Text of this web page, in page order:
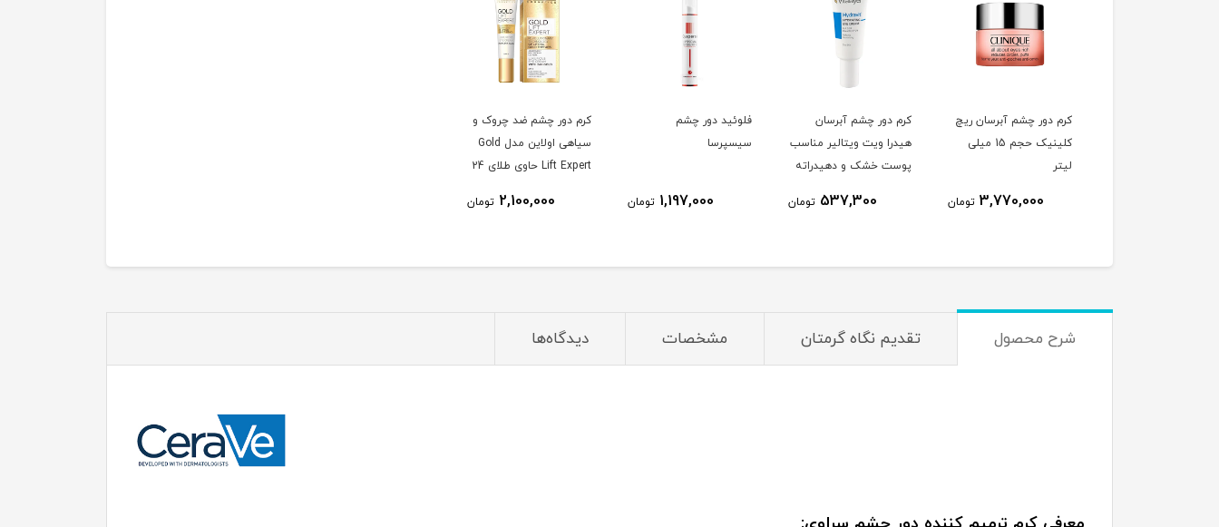
کرم دور چشم آبرسان ریچ
کلینیک حجم 15 میلی
لیتر
3,770,000 تومان
کرم دور چشم آبرسان
هیدرا ویت ویتالیر مناسب
پوست خشک و دهیدراته
537,300 تومان
فلوئید دور چشم
سیسپرسا
1,197,000 تومان
کرم دور چشم ضد چروک و
سیاهی اولاین مدل Gold
Lift Expert حاوی طلای 24
2,100,000 تومان
شرح محصول تقدیم نگاه گرمتان مشخصات دیدگاه‌ها